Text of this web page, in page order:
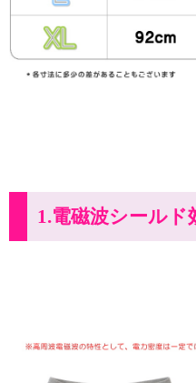
1.電磁波シールド